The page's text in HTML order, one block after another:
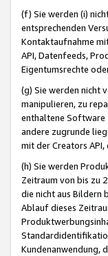
(f) Sie werden (i)
entsprechenden
Kontaktaufnahme
API, Datenfeeds,
Eigentumsrechte
(g) Sie werden nicht
manipulieren, zu
enthaltene Software
andere zugrunde
mit der Creators
(h) Sie werden
Zeitraum von bis zu
die nicht aus Bildern
Ablauf dieses
Kundenanwendung,